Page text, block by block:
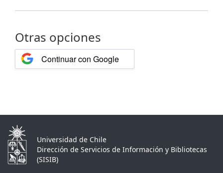
Otras opciones
Continuar con Google
Universidad de Chile
Dirección de Servicios de Información y Bibliotecas
(SISIB)